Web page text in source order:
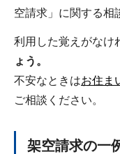
空請求」に関する相
利用した覚えがなけ
ょう。
不安なときはお住ま
ご相談ください。
架空請求の一